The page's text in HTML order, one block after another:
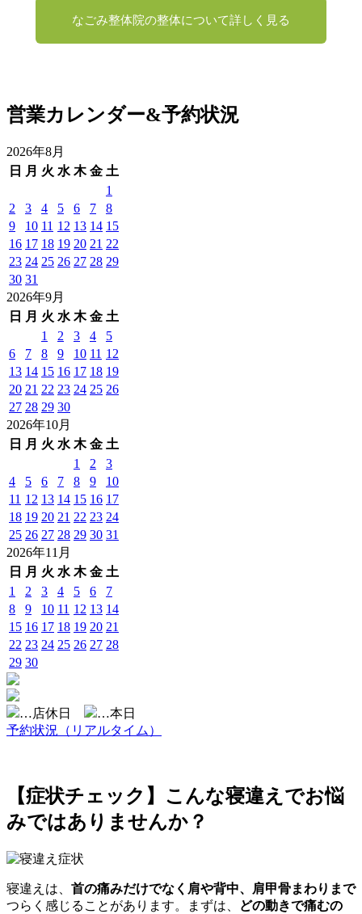
なごみ整体院の整体について詳しく見る
営業カレンダー&予約状況
2026年8月
日
月 火 水 木 金 土
1
2
3 4 5 6 7
8
9
10 11 12 13 14 15
16 17 18 19 20 21 22
23 24 25 26 27 28 29
30 31
2026年9月
日
月 火 水 木 金 土
1
2 3 4
5
6
7 8 9 10 11 12
13 14 15 16 17 18 19
20 21 22 23 24 25 26
27 28 29 30
2026年10月
日
月 火 水 木 金 土
1
2
3
4
5 6 7 8 9
10
11 12 13 14 15 16 17
18 19 20 21 22 23 24
25 26 27 28 29 30 31
2026年11月
日
月 火 水 木 金 土
1
2 3 4 5 6
7
8
9 10 11 12 13 14
15 16 17 18 19 20 21
22 23 24 25 26 27 28
29 30
…店休日
…本日
予約状況（リアルタイム）
【症状チェック】こんな寝違えでお悩
みではありませんか？
寝違えは、 首の痛みだけでなく肩や背中、肩甲骨まわりまで
つらく感じることがあります。まずは、
どの動きで痛むの